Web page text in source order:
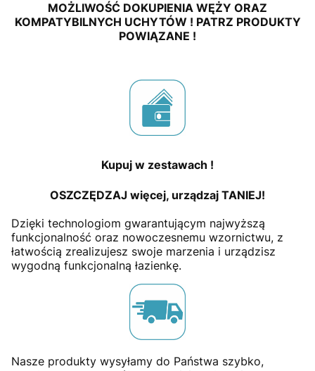
MOŻLIWOŚĆ DOKUPIENIA WĘŻY ORAZ
KOMPATYBILNYCH UCHYTÓW ! PATRZ PRODUKTY
POWIĄZANE !
Kupuj w zestawach !
OSZCZĘDZAJ więcej, urządzaj TANIEJ!
Dzięki technologiom gwarantującym najwyższą
funkcjonalność oraz nowoczesnemu wzornictwu, z
łatwością zrealizujesz swoje marzenia i urządzisz
wygodną funkcjonalną łazienkę.
Nasze produkty wysyłamy do Państwa szybko,